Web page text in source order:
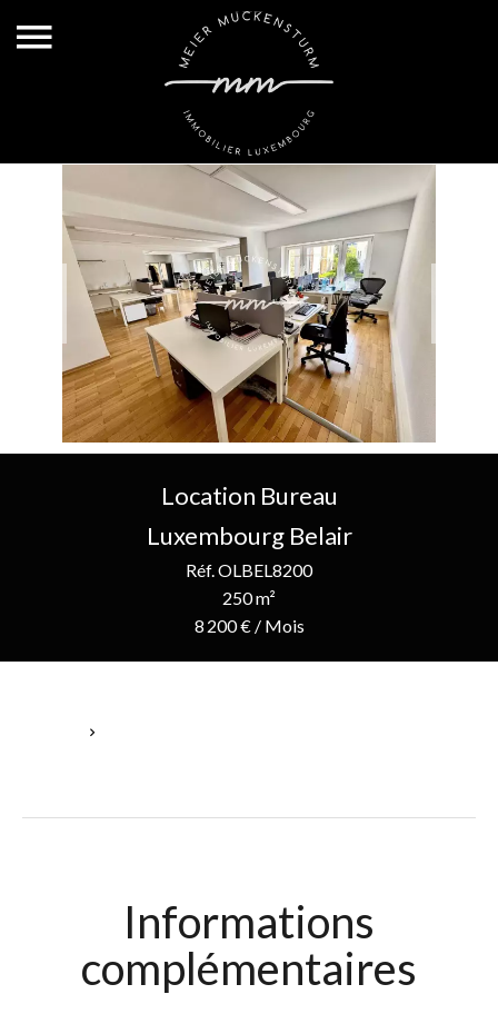
Location Bureau
Luxembourg Belair
Réf. OLBEL8200
250 m²
8 200 € / Mois
Informations
complémentaires